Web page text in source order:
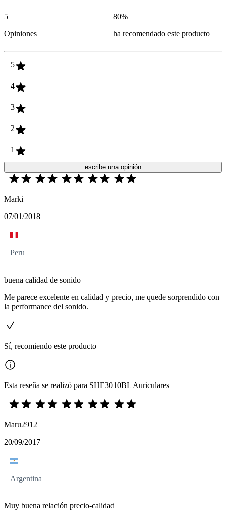
5
Opiniones
80%
ha recomendado este producto
5
4
3
2
1
escribe una opinión
Marki
07/01/2018
Peru
buena calidad de sonido
Me parece excelente en calidad y precio, me quede sorprendido con
la performance del sonido.
Sí, recomiendo este producto
Esta reseña se realizó para SHE3010BL Auriculares
Maru2912
20/09/2017
Argentina
Muy buena relación precio-calidad